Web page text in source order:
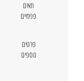
תאים
פנימיים
פרטים
נוספים